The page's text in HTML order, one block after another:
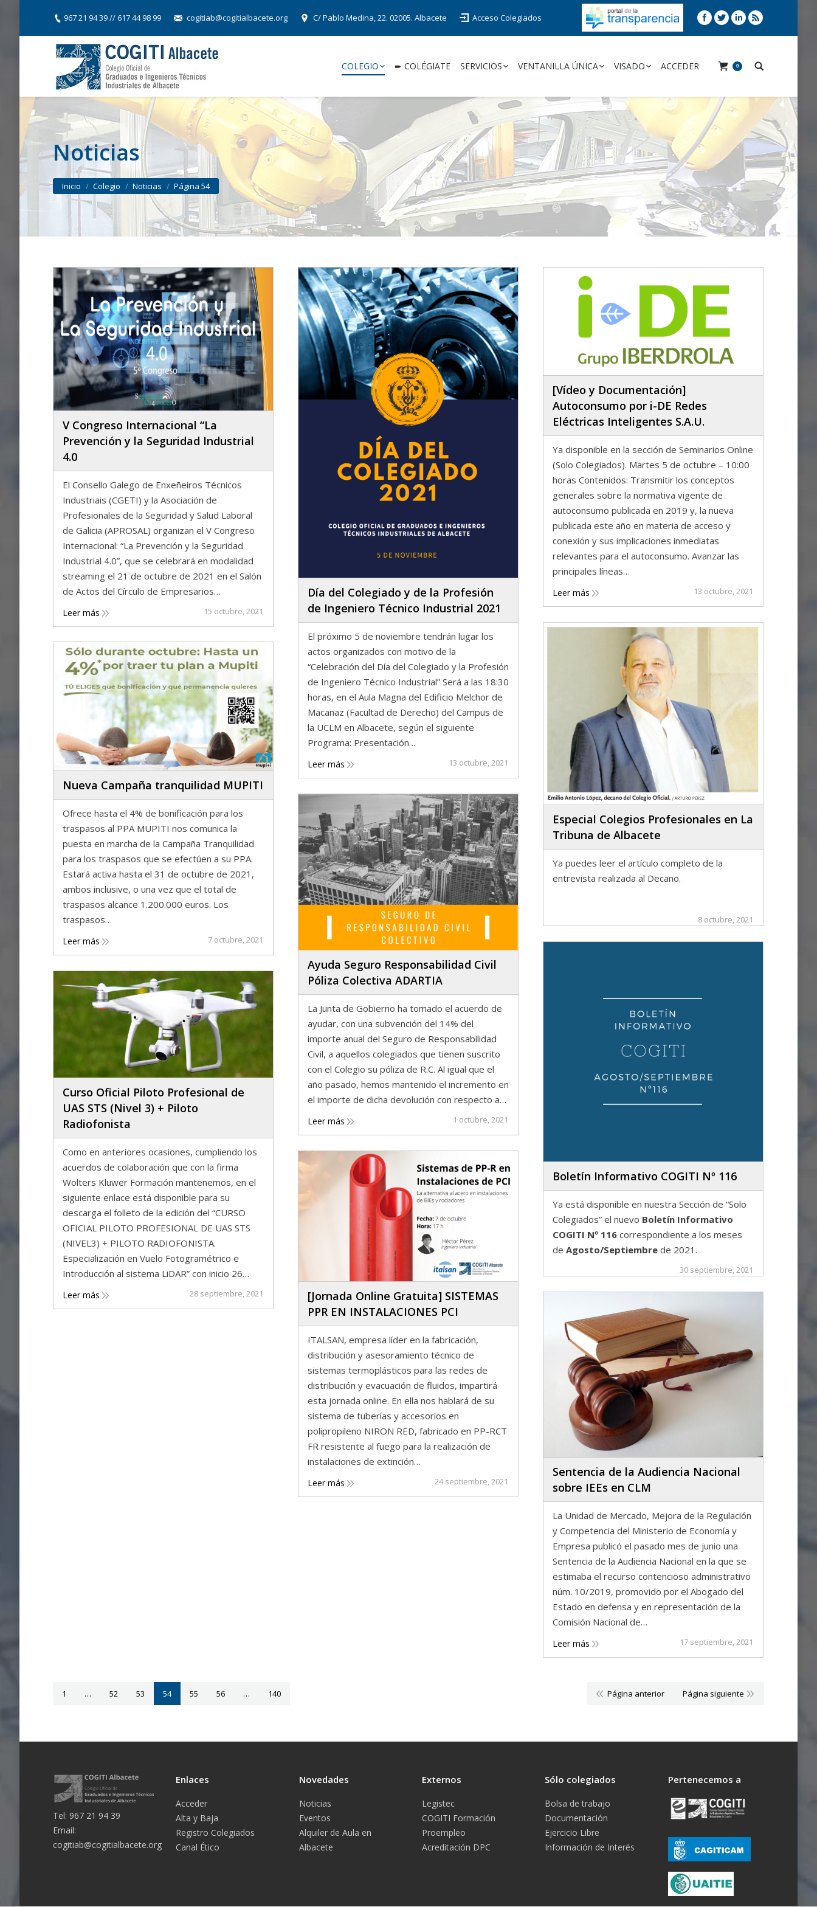
967 21 94 39 // 617 44 98 99 cogitiab@cogitialbacete.org C/ Pablo Medina, 22. 02005. Albacete Acceso Colegiados
COLEGIO ➨ COLÉGIATE SERVICIOS VENTANILLA ÚNICA VISADO ACCEDER 0
Noticias
You are here:
Inicio Colegio Noticias Página 54
V Congreso Internacional “La
Prevención y la Seguridad Industrial
4.0
El Consello Galego de Enxeñeiros Técnicos
Industriais (CGETI) y la Asociación de
Profesionales de la Seguridad y Salud Laboral
de Galicia (APROSAL) organizan el V Congreso
Internacional: “La Prevención y la Seguridad
Industrial 4.0”, que se celebrará en modalidad
streaming el 21 de octubre de 2021 en el Salón
de Actos del Círculo de Empresarios…
Leer más 15 octubre, 2021
Día del Colegiado y de la Profesión
de Ingeniero Técnico Industrial 2021
El próximo 5 de noviembre tendrán lugar los
actos organizados con motivo de la
“Celebración del Día del Colegiado y la Profesión
de Ingeniero Técnico Industrial” Será a las 18:30
horas, en el Aula Magna del Edificio Melchor de
Macanaz (Facultad de Derecho) del Campus de
la UCLM en Albacete, según el siguiente
Programa: Presentación…
Leer más 13 octubre, 2021
[Vídeo y Documentación]
Autoconsumo por i-DE Redes
Eléctricas Inteligentes S.A.U.
Ya disponible en la sección de Seminarios Online
(Solo Colegiados). Martes 5 de octubre – 10:00
horas Contenidos: Transmitir los conceptos
generales sobre la normativa vigente de
autoconsumo publicada en 2019 y, la nueva
publicada este año en materia de acceso y
conexión y sus implicaciones inmediatas
relevantes para el autoconsumo. Avanzar las
principales líneas…
Leer más 13 octubre, 2021
Especial Colegios Profesionales en La
Tribuna de Albacete
Ya puedes leer el artículo completo de la
entrevista realizada al Decano.
8 octubre, 2021
Nueva Campaña tranquilidad MUPITI
Ofrece hasta el 4% de bonificación para los
traspasos al PPA MUPITI nos comunica la
puesta en marcha de la Campaña Tranquilidad
para los traspasos que se efectúen a su PPA.
Estará activa hasta el 31 de octubre de 2021,
ambos inclusive, o una vez que el total de
traspasos alcance 1.200.000 euros. Los
traspasos…
Leer más 7 octubre, 2021
Ayuda Seguro Responsabilidad Civil
Póliza Colectiva ADARTIA
La Junta de Gobierno ha tomado el acuerdo de
ayudar, con una subvención del 14% del
importe anual del Seguro de Responsabilidad
Civil, a aquellos colegiados que tienen suscrito
con el Colegio su póliza de R.C. Al igual que el
año pasado, hemos mantenido el incremento en
el importe de dicha devolución con respecto a…
Leer más 1 octubre, 2021
Boletín Informativo COGITI Nº 116
Ya está disponible en nuestra Sección de “Solo
Colegiados” el nuevo Boletín Informativo
COGITI Nº 116 correspondiente a los meses
de Agosto/Septiembre de 2021.
30 septiembre, 2021
Curso Oficial Piloto Profesional de
UAS STS (Nivel 3) + Piloto
Radiofonista
Como en anteriores ocasiones, cumpliendo los
acuerdos de colaboración que con la firma
Wolters Kluwer Formación mantenemos, en el
siguiente enlace está disponible para su
descarga el folleto de la edición del “CURSO
OFICIAL PILOTO PROFESIONAL DE UAS STS
(NIVEL3) + PILOTO RADIOFONISTA.
Especialización en Vuelo Fotogramétrico e
Introducción al sistema LiDAR” con inicio 26…
Leer más 28 septiembre, 2021
[Jornada Online Gratuita] SISTEMAS
PPR EN INSTALACIONES PCI
ITALSAN, empresa líder en la fabricación,
distribución y asesoramiento técnico de
sistemas termoplásticos para las redes de
distribución y evacuación de fluidos, impartirá
esta jornada online. En ella nos hablará de su
sistema de tuberías y accesorios en
polipropileno NIRON RED, fabricado en PP-RCT
FR resistente al fuego para la realización de
instalaciones de extinción…
Leer más 24 septiembre, 2021
Sentencia de la Audiencia Nacional
sobre IEEs en CLM
La Unidad de Mercado, Mejora de la Regulación
y Competencia del Ministerio de Economía y
Empresa publicó el pasado mes de junio una
Sentencia de la Audiencia Nacional en la que se
estimaba el recurso contencioso administrativo
núm. 10/2019, promovido por el Abogado del
Estado en defensa y en representación de la
Comisión Nacional de…
Leer más 17 septiembre, 2021
1 … 52 53 54 55 56 … 140 Página anterior Página siguiente
Tel: 967 21 94 39
Email:
cogitiab@cogitialbacete.org
Enlaces
Acceder
Alta y Baja
Registro Colegiados
Canal Ético
Novedades
Noticias
Eventos
Alquiler de Aula en
Albacete
Externos
Legistec
COGITI Formación
Proempleo
Acreditación DPC
Sólo colegiados
Bolsa de trabajo
Documentación
Ejercicio Libre
Información de Interés
Pertenecemos a